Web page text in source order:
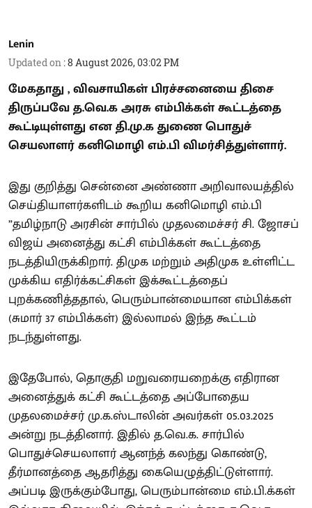
Lenin
Updated on :8 August 2026, 03:02 PM
மேகதாது , விவசாயிகள் பிரச்சனையை திசை
திருப்பவே த.வெ.க அரசு எம்பிக்கள் கூட்டத்தை
கூட்டியுள்ளது என தி.மு.க துணை பொதுச்
செயலாளர் கனிமொழி எம்.பி விமர்சித்துள்ளார்.
இது குறித்து சென்னை அண்ணா அறிவாலயத்தில்
செய்தியாளர்களிடம் கூறிய கனிமொழி எம்.பி
”தமிழ்நாடு அரசின் சார்பில் முதலமைச்சர் சி. ஜோசப்
விஜய் அனைத்து கட்சி எம்பிக்கள் கூட்டத்தை
நடத்தியிருக்கிறார். திமுக மற்றும் அதிமுக உள்ளிட்ட
முக்கிய எதிர்க்கட்சிகள் இக்கூட்டத்தைப்
புறக்கணித்ததால், பெரும்பான்மையான எம்பிக்கள்
(சுமார் 37 எம்பிக்கள்) இல்லாமல் இந்த கூட்டம்
நடந்துள்ளது.
இதேபோல், தொகுதி மறுவரையறைக்கு எதிரான
அனைத்துக் கட்சி கூட்டத்தை அப்போதைய
முதலமைச்சர் மு.க.ஸ்டாலின் அவர்கள் 05.03.2025
அன்று நடத்தினார். இதில் த.வெ.க. சார்பில்
பொதுச்செயலாளர் ஆனந்த் கலந்து கொண்டு,
தீர்மானத்தை ஆதரித்து கையெழுத்திட்டுள்ளார்.
அப்படி இருக்கும்போது, பெரும்பான்மை எம்.பி.க்கள்